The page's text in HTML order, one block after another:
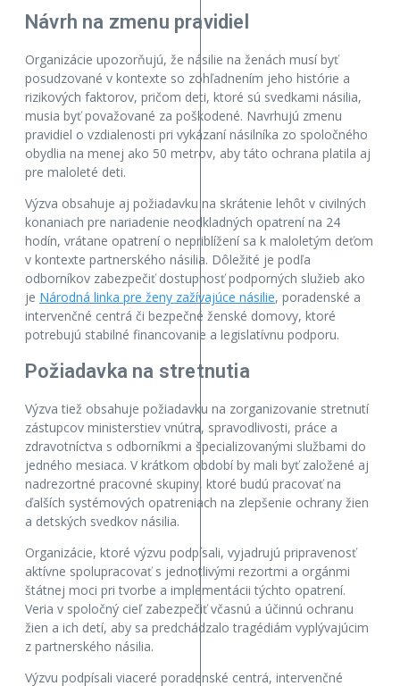
Návrh na zmenu pravidiel
Organizácie upozorňujú, že násilie na ženách musí byť
posudzované v kontexte so zohľadnením jeho histórie a
rizikových faktorov, pričom deti, ktoré sú svedkami násilia,
musia byť považované za poškodené. Navrhujú zmenu
pravidiel o vzdialenosti pri vykázaní násilníka zo spoločného
obydlia na menej ako 50 metrov, aby táto ochrana platila aj
pre maloleté deti.
Výzva obsahuje aj požiadavku na skrátenie lehôt v civilných
konaniach pre nariadenie neodkladných opatrení na 24
hodín, vrátane opatrení o nepriblížení sa k maloletým deťom
v kontexte partnerského násilia. Dôležité je podľa
odborníkov zabezpečiť dostupnosť podporných služieb ako
je Národná linka pre ženy zažívajúce násilie, poradenské a
intervenčné centrá či bezpečné ženské domovy, ktoré
potrebujú stabilné financovanie a legislatívnu podporu.
Požiadavka na stretnutia
Výzva tiež obsahuje požiadavku na zorganizovanie stretnutí
zástupcov ministerstiev vnútra, spravodlivosti, práce a
zdravotníctva s odborníkmi a špecializovanými službami do
jedného mesiaca. V krátkom období by mali byť založené aj
nadrezortné pracovné skupiny, ktoré budú pracovať na
ďalších systémových opatreniach na zlepšenie ochrany žien
a detských svedkov násilia.
Organizácie, ktoré výzvu podpísali, vyjadrujú pripravenosť
aktívne spolupracovať s jednotlivými rezortmi a orgánmi
štátnej moci pri tvorbe a implementácii týchto opatrení.
Veria v spoločný cieľ zabezpečiť včasnú a účinnú ochranu
žien a ich detí, aby sa predchádzalo tragédiám vyplývajúcim
z partnerského násilia.
Výzvu podpísali viaceré poradenské centrá, intervenčné